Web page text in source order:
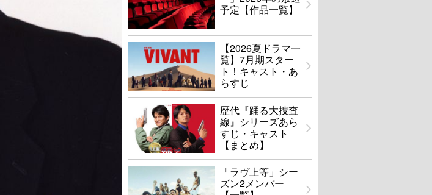
予定【作品一覧】
【2026夏ドラマ一
覧】7月期スター
ト！キャスト・あ
らすじ
歴代『踊る大捜査
線』シリーズあら
すじ・キャスト
【まとめ】
「ラヴ上等」シー
ズン2メンバー